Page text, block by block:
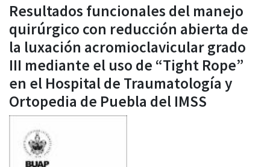
Resultados funcionales del manejo
quirúrgico con reducción abierta de
la luxación acromioclavicular grado
III mediante el uso de “Tight Rope”
en el Hospital de Traumatología y
Ortopedia de Puebla del IMSS